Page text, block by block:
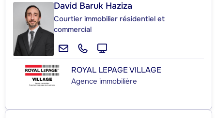
David Baruk Haziza
Courtier immobilier résidentiel et
commercial
ROYAL LEPAGE VILLAGE
Agence immobilière